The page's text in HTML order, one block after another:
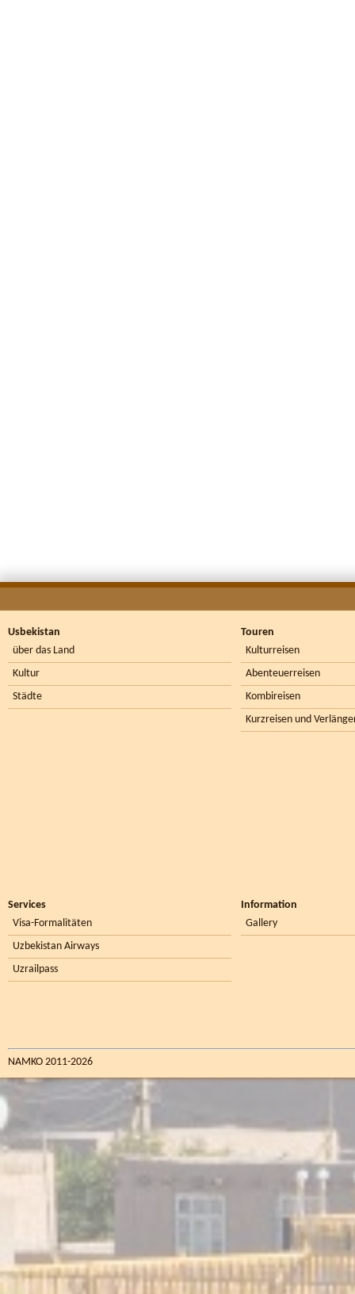
Usbekistan
über das Land
Kultur
Städte
Touren
Kulturreisen
Abenteuerreisen
Kombireisen
Kurzreisen und
Services
Visa-Formalitäten
Uzbekistan Airways
Uzrailpass
Information
Gallery
NAMKO 2011-2026